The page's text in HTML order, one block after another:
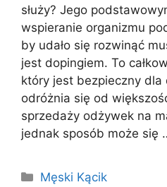
służy? Jego
wspieranie organizmu
by udało się rozwinąć
jest dopingiem. To
który jest bezpieczny dla
odróżnia się od
sprzedaży odżywek na
jednak sposób może się
Kategorie
Męski Kącik